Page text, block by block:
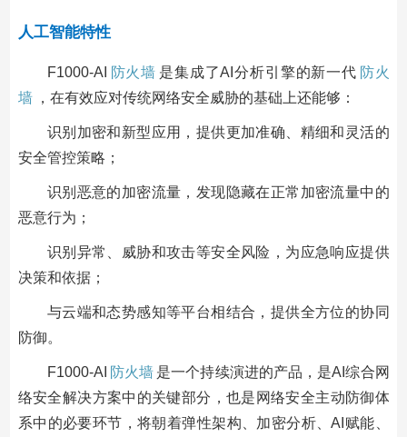
人工智能特性
F1000-AI 防火墙 是集成了AI分析引擎的新一代 防火
墙
，在有效应对传统网络安全威胁的基础上还能够：
识别加密和新型应用，提供更加准确、精细和灵活的
安全管控策略；
识别恶意的加密流量，发现隐藏在正常加密流量中的
恶意行为；
识别异常、威胁和攻击等安全风险，为应急响应提供
决策和依据；
与云端和态势感知等平台相结合，提供全方位的协同
防御。
F1000-AI 防火墙 是一个持续演进的产品，是AI综合网
络安全解决方案中的关键部分，也是网络安全主动防御体
系中的必要环节，将朝着弹性架构、加密分析、AI赋能、